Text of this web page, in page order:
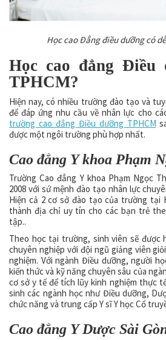
Học cao Đẳng điều dưỡng có
Học cao đẳng Điều
TPHCM?
Hiện nay, có nhiều trường đào tạo và
để đáp ứng nhu cầu về nhân lực cho
trường cao đẳng Điều dưỡng TPHCM
được một ngôi trường phù hợp nhất.
Cao đẳng Y khoa Phạm
Trường Cao đẳng Y khoa Phạm Ngọc
2008 với sứ mệnh đào tạo nhân lực
Hiện cả 2 cơ sở đào tạo của trường tại
thành địa chỉ uy tín cho các bạn trẻ
tập..
Theo học tại trường, sinh viên sẽ được
chuyên nghiệp với đội ngũ giảng viên
nghiệm. Với ngành Điều dưỡng, người
kiến thức và kỹ năng chuyên sâu của
cơ sở y tế để tích lũy kinh nghiệm thực
sinh các ngành học như Điều dưỡng,
chức năng và trung cấp Y sĩ Y học Cổ
Cao đẳng Y Dược Sài